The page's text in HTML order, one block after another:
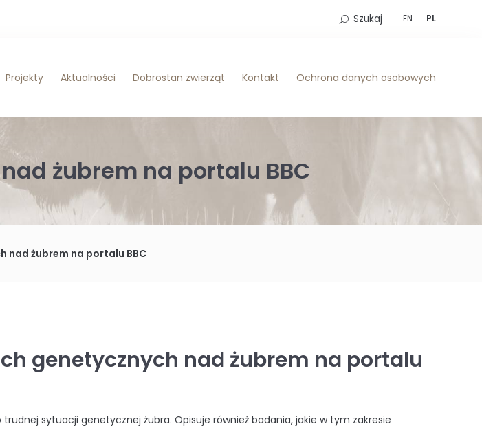
EN PL
Szukaj
Projekty Aktualności Dobrostan zwierząt Kontakt Ochrona danych osobowych
żubrem na portalu BBC
nad żubrem na portalu BBC
genetycznych nad żubrem na portalu
trudnej sytuacji genetycznej żubra. Opisuje również badania, jakie w tym zakresie